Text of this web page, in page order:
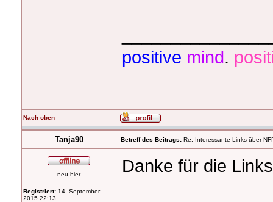
positive mind.
Nach oben
Tanja90 Betreff des Beitrags: Re: Interessante Links über
neu hier
Registriert: 14. September
2015 22:13
Danke für die